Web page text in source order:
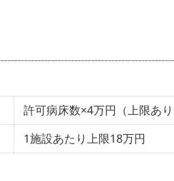
許可病床数×4万円（上限あ
1施設あたり上限18万円